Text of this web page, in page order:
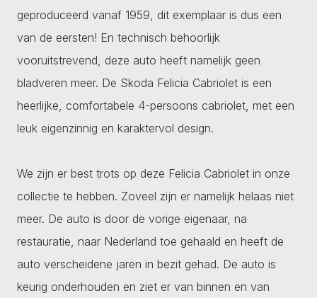
geproduceerd vanaf 1959, dit exemplaar is dus een
van de eersten! En technisch behoorlijk
vooruitstrevend, deze auto heeft namelijk geen
bladveren meer. De Skoda Felicia Cabriolet is een
heerlijke, comfortabele 4-persoons cabriolet, met een
leuk eigenzinnig en karaktervol design.
We zijn er best trots op deze Felicia Cabriolet in onze
collectie te hebben. Zoveel zijn er namelijk helaas niet
meer. De auto is door de vorige eigenaar, na
restauratie, naar Nederland toe gehaald en heeft de
auto verscheidene jaren in bezit gehad. De auto is
keurig onderhouden en ziet er van binnen en van